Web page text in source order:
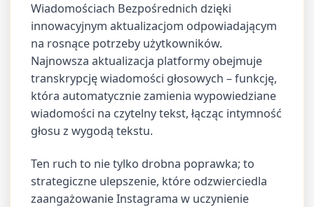
Wiadomościach Bezpośrednich dzięki
innowacyjnym aktualizacjom odpowiadającym
na rosnące potrzeby użytkowników.
Najnowsza aktualizacja platformy obejmuje
transkrypcję wiadomości głosowych – funkcję,
która automatycznie zamienia wypowiedziane
wiadomości na czytelny tekst, łącząc intymność
głosu z wygodą tekstu.
Ten ruch to nie tylko drobna poprawka; to
strategiczne ulepszenie, które odzwierciedla
zaangażowanie Instagrama w uczynienie